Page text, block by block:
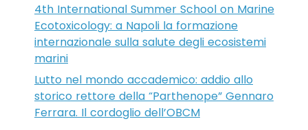
4th International Summer School on Marine
Ecotoxicology: a Napoli la formazione
internazionale sulla salute degli ecosistemi
marini
Lutto nel mondo accademico: addio allo
storico rettore della “Parthenope” Gennaro
Ferrara. Il cordoglio dell’OBCM